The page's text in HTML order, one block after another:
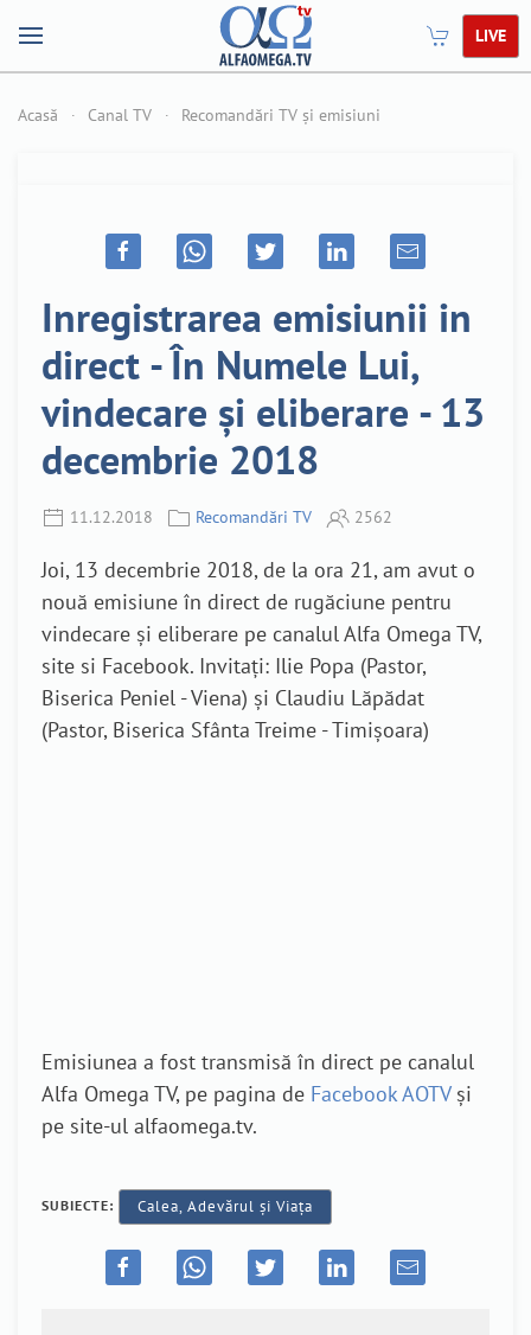
LIVE
Acasă Canal TV Recomandări TV și emisiuni
Inregistrarea emisiunii in
direct - În Numele Lui,
vindecare și eliberare - 13
decembrie 2018
11.12.2018 Recomandări TV 2562
Joi, 13 decembrie 2018, de la ora 21, am avut o
nouă emisiune în direct de rugăciune pentru
vindecare și eliberare pe canalul Alfa Omega TV,
site si Facebook. Invitați: Ilie Popa (Pastor,
Biserica Peniel - Viena) și Claudiu Lăpădat
(Pastor, Biserica Sfânta Treime - Timișoara)
Emisiunea a fost transmisă în direct pe canalul
Alfa Omega TV, pe pagina de Facebook AOTVși
pe site-ul alfaomega.tv.
SUBIECTE: Calea, Adevărul și Viața